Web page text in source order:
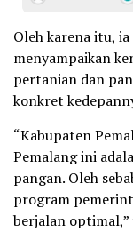
Oleh karena itu,
menyampaikan
pertanian dan
konkret
“Kabupaten
Pemalang ini
pangan. Oleh
program
berjalan